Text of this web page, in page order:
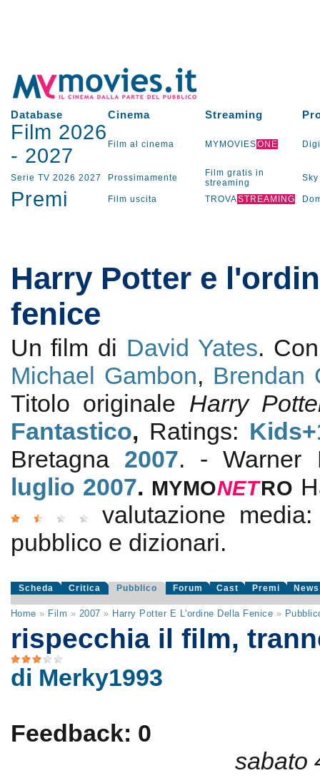
Database Cinema Streaming
Film 2026
- 2027 Film al cinema MYMOVIESONE
Serie TV 2026 2027 Prossimamente
Film gratis in
streaming
Sky
Premi Film uscita TROVASTREAMING
Harry Potter e
fenice
Un film di David Yates.
Michael Gambon, Brendan
Titolo originale Harry
Fantastico, Ratings:
Bretagna 2007. - Warner
luglio 2007. MYMONETRO
valutazione
pubblico e dizionari.
Scheda Critica Pubblico Forum Cast Premi News
Home » Film » 2007 » Harry Potter E L'ordine Della Fenice »
rispecchia il film,
di Merky1993
Feedback: 0
sabato